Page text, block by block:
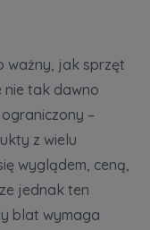
ważny, jak sprzęt
nie tak dawno
–
z wielu
wyglądem, ceną,
jednak ten
blat wymaga
znacznego